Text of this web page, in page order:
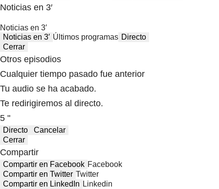
Noticias en 3′
Noticias en 3′
Noticias en 3′ Últimos programas Directo
Cerrar
Otros episodios
Cualquier tiempo pasado fue anterior
Tu audio se ha acabado.
Te redirigiremos al directo.
5 "
Directo
Cancelar
Cerrar
Compartir
Compartir en Facebook Facebook
Compartir en Twitter Twitter
Compartir en LinkedIn Linkedin